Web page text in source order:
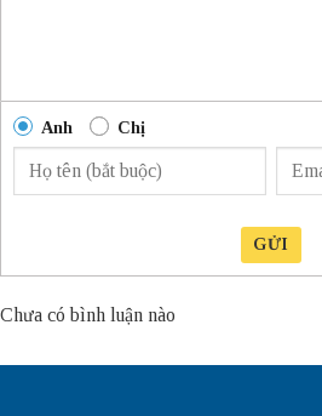
Anh Chị
GỬI
Chưa có bình luận nào